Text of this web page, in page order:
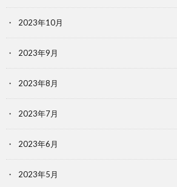
2023年10月
2023年9月
2023年8月
2023年7月
2023年6月
2023年5月